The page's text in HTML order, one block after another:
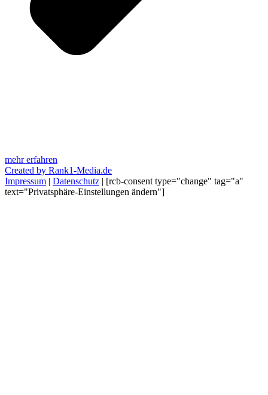
mehr erfahren
Created by Rank1-Media.de
Impressum | Datenschutz | [rcb-consent type="change" tag="a"
text="Privatsphäre-Einstellungen ändern"]